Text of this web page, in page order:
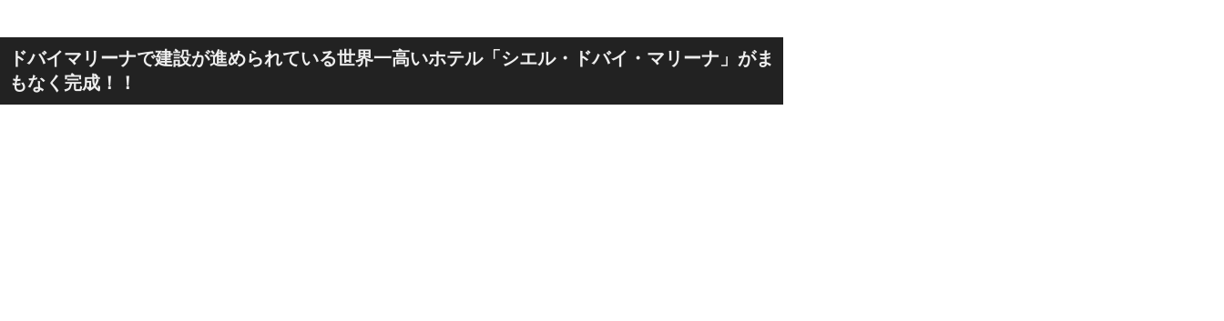
ドバイマリーナで建設が進められている世界一高いホテル「シエル・ドバイ・マリーナ」がま
もなく完成！！